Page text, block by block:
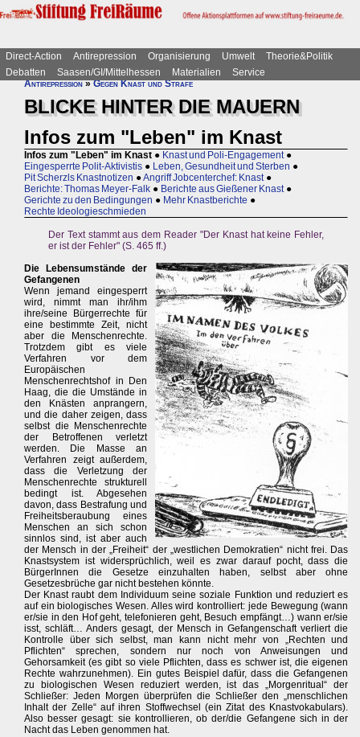
Direct-Action Antirepression Organisierung Umwelt
Theorie&Politik
Debatten
Saasen/GI/Mittelhessen Materialien
Service
Antirepression»Gegen Knast und Strafe
BLICKE HINTER DIE MAUERN
Infos zum "Leben" im Knast
Infos zum "Leben" im Knast ● Knast und Poli-Engagement ●
Eingesperrte Polit-Aktivistis ● Leben, Gesundheit und Sterben ●
Pit Scherzls Knastnotizen ●Angriff Jobcenterchef: Knast ●
Berichte: Thomas Meyer-Falk ● Berichte aus Gießener Knast ●
Gerichte zu den Bedingungen ● Mehr Knastberichte ●
Rechte Ideologieschmieden
Der Text stammt aus dem Reader "Der Knast hat keine Fehler,
er ist der Fehler" (S. 465 ff.)
Die Lebensumstände der
Gefangenen
Wenn jemand eingesperrt
wird, nimmt man ihr/ihm
ihre/seine Bürgerrechte für
eine bestimmte Zeit, nicht
aber die Menschenrechte.
Trotzdem gibt es viele
Verfahren vor dem
Europäischen
Menschenrechtshof in Den
Haag, die die Umstände in
den Knästen anprangern,
und die daher zeigen, dass
selbst die Menschenrechte
der Betroffenen verletzt
werden. Die Masse an
Verfahren zeigt außerdem,
dass die Verletzung der
Menschenrechte strukturell
bedingt ist. Abgesehen
davon, dass Bestrafung und
Freiheitsberaubung eines
Menschen an sich schon
sinnlos sind, ist aber auch
der Mensch in der „Freiheit“ der „westlichen Demokratien“ nicht frei. Das
Knastsystem ist widersprüchlich, weil es zwar darauf pocht, dass die
BürgerInnen die Gesetze einzuhalten haben, selbst aber ohne
Gesetzesbrüche gar nicht bestehen könnte.
Der Knast raubt dem Individuum seine soziale Funktion und reduziert es
auf ein biologisches Wesen. Alles wird kontrolliert: jede Bewegung (wann
er/sie in den Hof geht, telefonieren geht, Besuch empfängt…) wann er/sie
isst, schläft… Anders gesagt, der Mensch in Gefangenschaft verliert die
Kontrolle über sich selbst, man kann nicht mehr von „Rechten und
Pflichten“ sprechen, sondern nur noch von Anweisungen und
Gehorsamkeit (es gibt so viele Pflichten, dass es schwer ist, die eigenen
Rechte wahrzunehmen). Ein gutes Beispiel dafür, dass die Gefangenen
zu biologischen Wesen reduziert werden, ist das „Morgenritual“ der
Schließer: Jeden Morgen überprüfen die Schließer den „menschlichen
Inhalt der Zelle“ auf ihren Stoffwechsel (ein Zitat des Knastvokabulars).
Also besser gesagt: sie kontrollieren, ob der/die Gefangene sich in der
Nacht das Leben genommen hat.